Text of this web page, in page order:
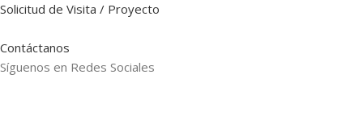
Solicitud de Visita / Proyecto
Contáctanos
Síguenos en Redes Sociales